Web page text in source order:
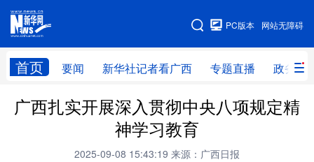
网站无障碍
PC版本
首页 要闻 新华社记者看广西 专题直播 政务信
网站地图
广西频道
新华社记者 专题直播
广西扎实开展深入贯彻中央八项规定精
神学习教育
2025-09-08 15:43:19 来源：广西日报